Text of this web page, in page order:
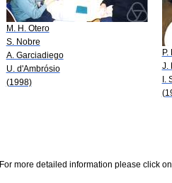
M. H. Otero
S. Nobre
A. Garciadiego
U. d'Ambrósio
(1998)
P.
J.
I.
For more detailed information please click